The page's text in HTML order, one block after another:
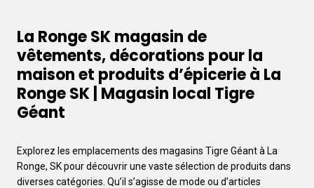
La Ronge SK magasin de
vêtements, décorations pour la
maison et produits d’épicerie à La
Ronge SK | Magasin local Tigre
Géant
Explorez les emplacements des magasins Tigre Géant à La
Ronge, SK pour découvrir une vaste sélection de produits dans
diverses catégories. Qu’il s’agisse de mode ou d’articles